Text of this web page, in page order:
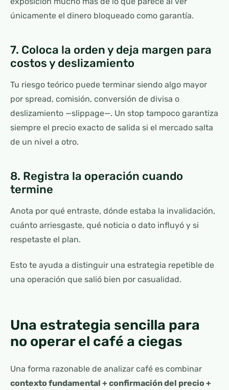
únicamente el dinero bloqueado como garantía.
7. Coloca la orden y deja margen para
costos y deslizamiento
Tu riesgo teórico puede terminar siendo algo mayor
por spread, comisión, conversión de divisa o
deslizamiento —slippage—. Un stop tampoco garantiza
siempre el precio exacto de salida si el mercado salta
de un nivel a otro.
8. Registra la operación cuando
termine
Anota por qué entraste, dónde estaba la invalidación,
cuánto arriesgaste, qué noticia o dato influyó y si
respetaste el plan.
Esto te ayuda a distinguir una estrategia repetible de
una operación que salió bien por casualidad.
Una estrategia sencilla para
no operar el café a ciegas
Una forma razonable de analizar café es combinar
contexto fundamental + confirmación del precio +